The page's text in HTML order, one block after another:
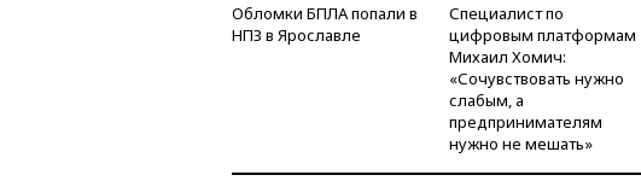
Обломки БПЛА попали в
НПЗ в Ярославле
Специалист по
цифровым платформам
Михаил Хомич:
«Сочувствовать нужно
слабым, а
предпринимателям
нужно не мешать»